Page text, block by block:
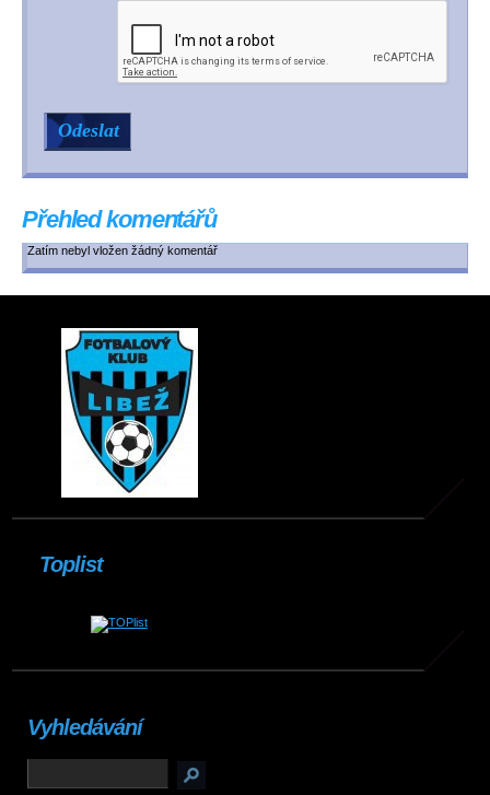
Přehled komentářů
Zatím nebyl vložen žádný komentář
Toplist
Vyhledávání